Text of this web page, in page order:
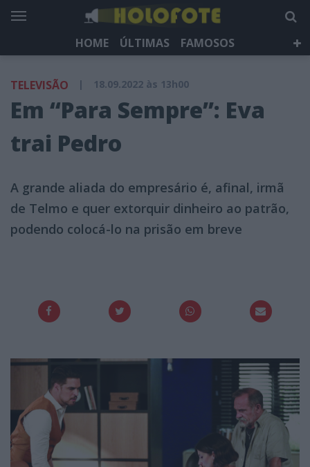
HOME ÚLTIMAS
FAMOSOS
HOLOFOTE TV
NEWSLETTER
TELEVISÃO | 18.09.2022 às 13h00
Em “Para Sempre”: Eva
trai Pedro
A grande aliada do empresário é, afinal, irmã
de Telmo e quer extorquir dinheiro ao patrão,
podendo colocá-lo na prisão em breve